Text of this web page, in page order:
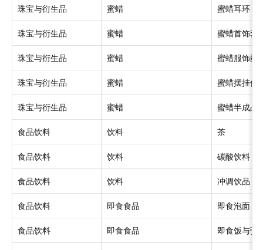
珠宝与衍生品 蜜蜡 蜜蜡耳环
珠宝与衍生品 蜜蜡 蜜蜡首饰套
珠宝与衍生品 蜜蜡 蜜蜡服饰配
珠宝与衍生品 蜜蜡 蜜蜡摆挂件
珠宝与衍生品 蜜蜡 蜜蜡半成品
食品饮料 饮料 茶
食品饮料 饮料 碳酸饮料
食品饮料 饮料 冲调饮品
食品饮料 即食食品 即食泡面
食品饮料 即食食品 即食饭与粥